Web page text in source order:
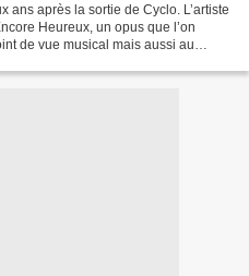
ans après la sortie de Cyclo. L’artiste
Heureux, un opus que l’on
de vue musical mais aussi au